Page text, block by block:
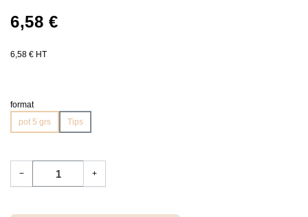
6,58 €
6,58 € HT
format
pot 5 grs
Tips
− +